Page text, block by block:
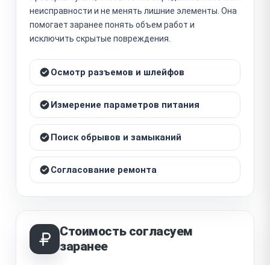
неисправности и не менять лишние элементы. Она
помогает заранее понять объем работ и
исключить скрытые повреждения.
Осмотр разъемов и шлейфов
Измерение параметров питания
Поиск обрывов и замыканий
Согласование ремонта
Стоимость согласуем
заранее